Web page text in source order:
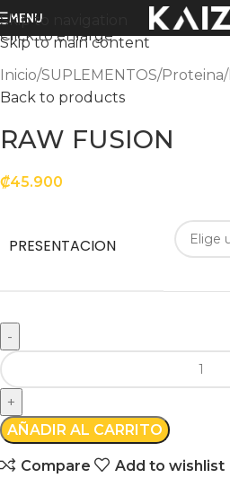
Skip to navigation
Skip to main content
MENU
Click to enlarge
Inicio SUPLEMENTOS Proteina
Back to products
RAW FUSION
₡45.900
PRESENTACION
AÑADIR AL CARRITO
Compare
Add to wishlist